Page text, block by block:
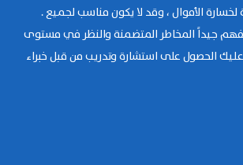
لخسارة الأموال ، وقد لا يكون مناسب لجميع .
جيداً المخاطر المتضمنة والنظر في مستوى
عليك الحصول على استشارة وتدريب من قبل خبراء